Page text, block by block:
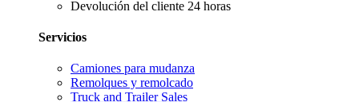
Devolución del cliente 24 horas
Servicios
Camiones para mudanza
Remolques y remolcado
Truck and Trailer Sales